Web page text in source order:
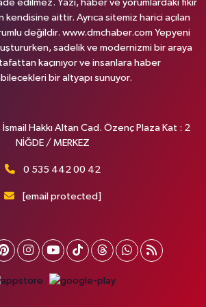
edilmez. Yazı, haber ve yorumlardaki fikir
kendisine aittir. Ayrıca sitemiz harici açılan
değildir. www.dmchaber.com Yepyeni
sadelik ve modernizmi bir araya
kaçınıyor ve insanlara haber
bir altyapı sunuyor.
Hakkı Altan Cad. Özenç Plaza Kat : 2
NİĞDE / MERKEZ
0 535 442 00 42
[email protected]